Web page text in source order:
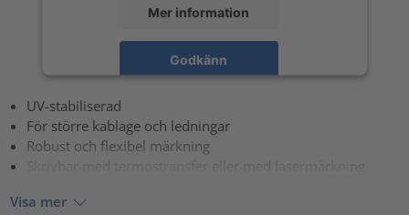
Mer information
Godkänn
UV-stabiliserad
För större kablage och ledningar
Robust och flexibel märkning
Skrivbar med termostransfer eller med lasermärkning
Visa mer